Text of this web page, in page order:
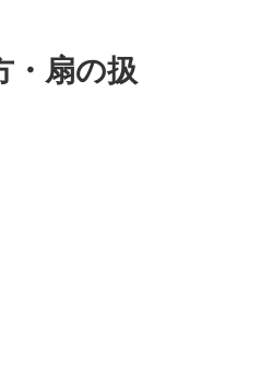
・扇の扱